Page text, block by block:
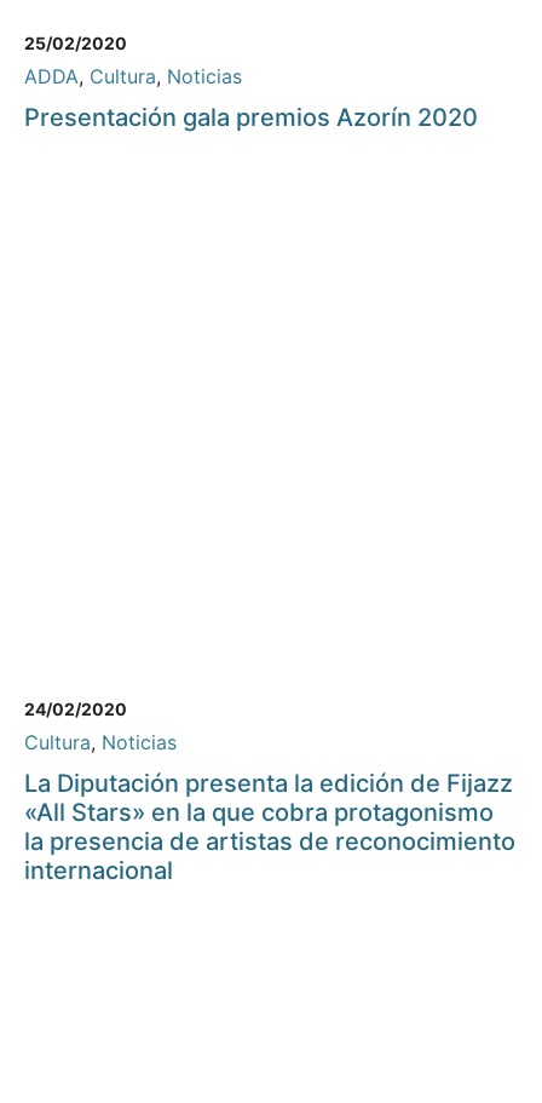
25/02/2020
ADDA, Cultura, Noticias
Presentación gala premios Azorín 2020
24/02/2020
Cultura, Noticias
La Diputación presenta la edición de Fijazz
«All Stars» en la que cobra protagonismo
la presencia de artistas de reconocimiento
internacional